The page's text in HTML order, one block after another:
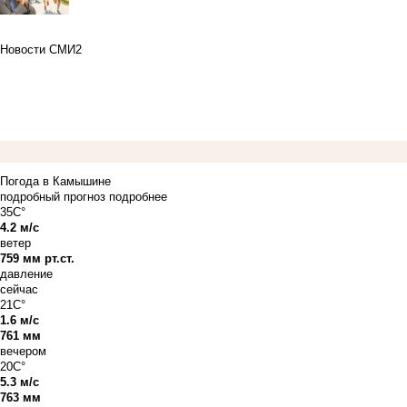
Новости СМИ2
Погода в Камышине
подробный прогноз подробнее
35C°
4.2 м/с
ветер
759 мм рт.ст.
давление
сейчас
21C°
1.6 м/с
761 мм
вечером
20C°
5.3 м/с
763 мм